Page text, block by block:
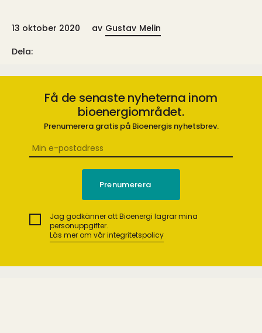
13 oktober 2020 av Gustav Melin
Dela:
Få de senaste nyheterna inom
bioenergiområdet.
Prenumerera gratis på Bioenergis nyhetsbrev.
Jag godkänner att Bioenergi lagrar mina
personuppgifter.
Läs mer om vår integritetspolicy